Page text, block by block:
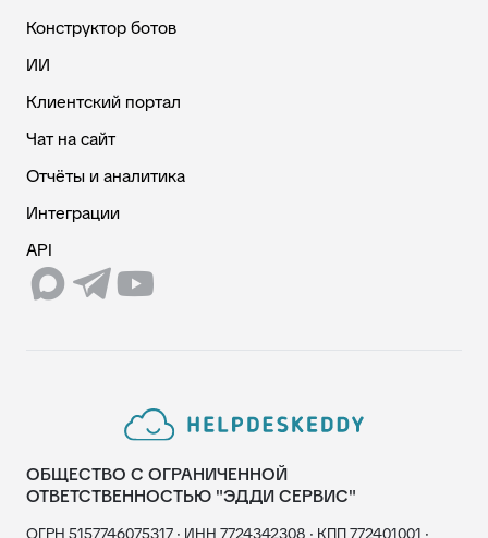
Конструктор ботов
ИИ
Клиентский портал
Чат на сайт
Отчёты и аналитика
Интеграции
API
ОБЩЕСТВО С ОГРАНИЧЕННОЙ
ОТВЕТСТВЕННОСТЬЮ "ЭДДИ СЕРВИС"
ОГРН 5157746075317 · ИНН 7724342308 · КПП 772401001 ·